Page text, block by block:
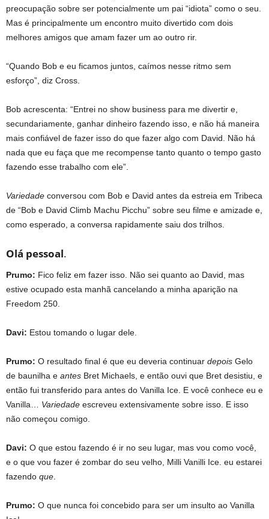
preocupação sobre ser potencialmente um pai “idiota” como o seu.
Mas é principalmente um encontro muito divertido com dois
melhores amigos que amam fazer um ao outro rir.
“Quando Bob e eu ficamos juntos, caímos nesse ritmo sem
esforço”, diz Cross.
Bob acrescenta: “Entrei no show business para me divertir e,
secundariamente, ganhar dinheiro fazendo isso, e não há maneira
mais confiável de fazer isso do que fazer algo com David. Não há
nada que eu faça que me recompense tanto quanto o tempo gasto
fazendo esse trabalho com ele”.
Variedade conversou com Bob e David antes da estreia em Tribeca
de “Bob e David Climb Machu Picchu” sobre seu filme e amizade e,
como esperado, a conversa rapidamente saiu dos trilhos.
Olá pessoal.
Prumo: Fico feliz em fazer isso. Não sei quanto ao David, mas
estive ocupado esta manhã cancelando a minha aparição na
Freedom 250.
Davi: Estou tomando o lugar dele.
Prumo: O resultado final é que eu deveria continuar depois Gelo
de baunilha e antes Bret Michaels, e então ouvi que Bret desistiu, e
então fui transferido para antes do Vanilla Ice. E você conhece eu e
Vanilla… Variedade escreveu extensivamente sobre isso. E isso
não começou comigo.
Davi: O que estou fazendo é ir no seu lugar, mas vou como você,
e o que vou fazer é zombar do seu velho, Milli Vanilli Ice. eu estarei
fazendo que
Prumo: O que nunca foi concebido para ser um insulto ao Vanilla